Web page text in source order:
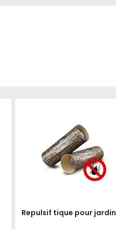
Repulsif tique pour jardin